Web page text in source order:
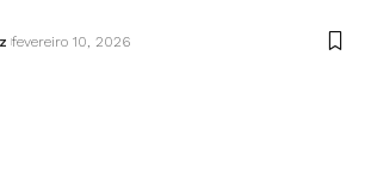
fevereiro 10, 2026